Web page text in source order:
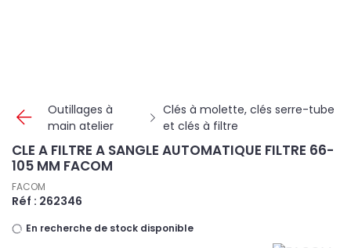
Outillages à
main atelier
Clés à molette, clés serre-tube
et clés à filtre
CLE A FILTRE A SANGLE AUTOMATIQUE FILTRE 66-
105 MM FACOM
FACOM
Réf : 262346
En recherche de stock disponible